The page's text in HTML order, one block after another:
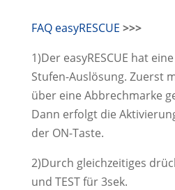
FAQ easyRESCUE >>>
1)Der easyRESCUE hat
Stufen-Auslösung. Zuerst
über eine Abbrechmarke
Dann erfolgt die
der ON-Taste.
2)Durch gleichzeitiges
und TEST für 3sek.